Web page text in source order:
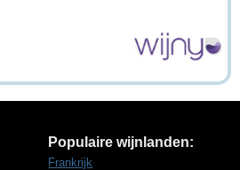
Populaire wijnlanden:
Frankrijk